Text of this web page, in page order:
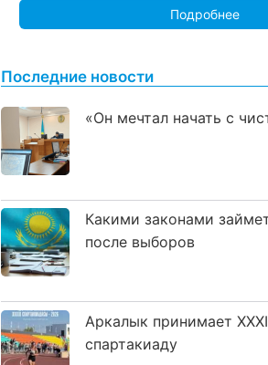
Подробнее
Последние новости
«Он мечтал начать с
Какими законами
после выборов
Аркалык принимает
спартакиаду